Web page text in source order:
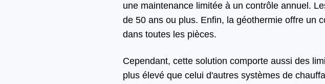
une maintenance limitée à un contrôle annuel.
de 50 ans ou plus. Enfin, la géothermie offre un
dans toutes les pièces.
Cependant, cette solution comporte aussi des
plus élevé que celui d'autres systèmes de